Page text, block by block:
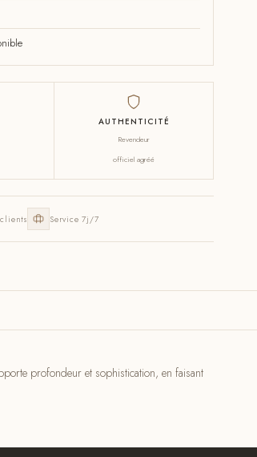
AUTHENTICITÉ
Revendeur
officiel agréé
Service 7j/7
profondeur et sophistication, en faisant